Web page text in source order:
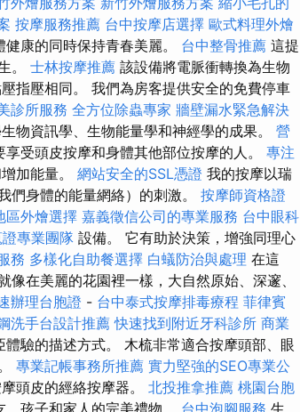
按摩服務推薦 台中按摩店選擇 歐式料理外燴
康的同時保持青春美麗。 台中整骨推薦 這提
。 士林按摩推薦 該設備將電脈衝轉換為生物
指壓相同。 我們為房客提供安全的免費停車
診所服務 全方位除蟲專家 牆壁漏水緊急解決
物資訊學、生物能量學和神經學的成果。 營
受頭皮按摩和身體其他部位按摩的人。 專注
加能量。 網站安全的SSL憑證 我的按摩以瑞
們身體的能量網絡）的刺激。 按摩師資格證
區外燴選擇 嘉義徵信公司的專業服務 台中眼科
專業團隊 設備。 它有助於決策，增強同理心
務 多樣化自助餐選擇 白蟻防治與處理 在這
在美麗的花園裡一樣，大自然原始、深邃、
辦理台胞證 - 台中泰式按摩排毒療程 菲律賓
洗手台設計推薦 快速找到附近牙科診所 商業
驗的描述方式。 木梳非常適合按摩頭部、眼
專業記帳事務所推薦 實力堅強的SEO專業公
頭皮的經絡按摩器。 北投推拿推薦 桃園台胞
孩子和家人的完美禮物。 台中泡腳服務 生